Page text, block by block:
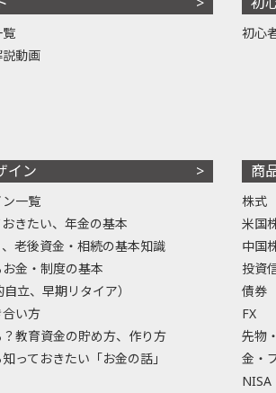
動画
初心
イン
一覧
きたい、年金の基本
老後資金・相続の基本知識
金・制度の基本
立、早期リタイア）
い方
教育資金の貯め方、作り方
っておきたい「お金の話」
商
株式
米国
中国
投資
債券
FX
先物
金・
NISA